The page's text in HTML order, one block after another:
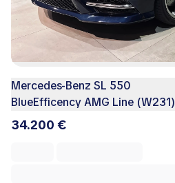
Mercedes-Benz SL 550
BlueEfficency AMG Line (W231)
34.200 €